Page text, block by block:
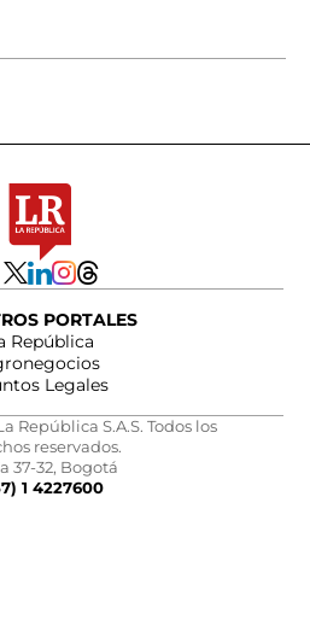
PORTALES
República
Legales
República S.A.S. Todos los
reservados.
37-32, Bogotá
1 4227600